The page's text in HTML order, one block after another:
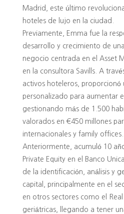
Madrid, este último
hoteles de lujo en la ciudad.
Previamente, Emma fue la
desarrollo y crecimiento de
negocio centrada en el Asset
en la consultora Savills. A
activos hoteleros, proporcionó
personalizado para aumentar
gestionando más de 1.500
valorados en €450 millones
internacionales y family offices.
Anteriormente, acumuló 10
Private Equity en el Banco
de la identificación, análisis y
capital, principalmente en el
en otros sectores como el
geriátricas, llegando a tener